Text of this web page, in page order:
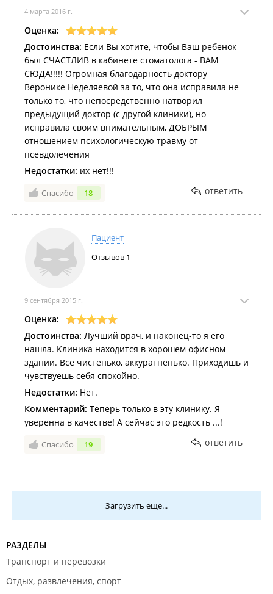
4 марта 2016 г.
Оценка:
Достоинства: Если Вы хотите, чтобы Ваш ребенок
был СЧАСТЛИВ в кабинете стоматолога - ВАМ
СЮДА!!!!! Огромная благодарность доктору
Веронике Неделяевой за то, что она исправила не
только то, что непосредственно натворил
предыдущий доктор (с другой клиники), но
исправила своим внимательным, ДОБРЫМ
отношением психологическую травму от
псевдолечения
Недостатки: их нет!!!
Спасибо 18 ответить
Пациент
Отзывов 1
9 сентября 2015 г.
Оценка:
Достоинства: Лучший врач, и наконец-то я его
нашла. Клиника находится в хорошем офисном
здании. Всё чистенько, аккуратненько. Приходишь и
чувствуешь себя спокойно.
Недостатки: Нет.
Комментарий: Теперь только в эту клинику. Я
уверенна в качестве! А сейчас это редкость ...!
Спасибо 19 ответить
Загрузить еще...
РАЗДЕЛЫ
Транспорт и перевозки
Отдых, развлечения, спорт